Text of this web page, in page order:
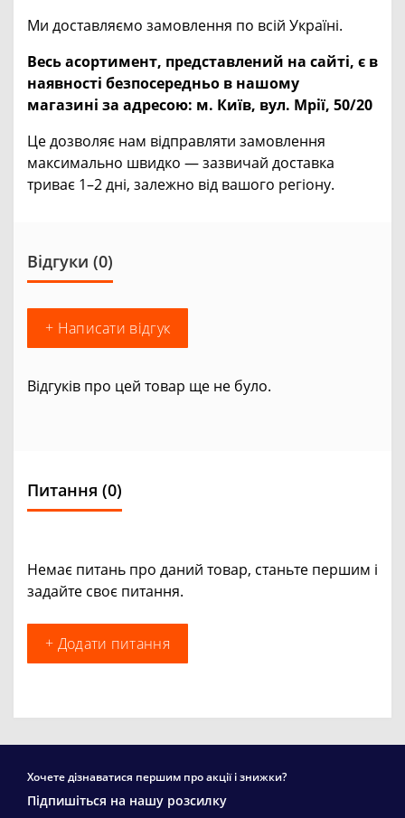
Ми доставляємо замовлення по всій Україні.
Весь асортимент, представлений на сайті, є в
наявності безпосередньо в нашому
магазині за адресою: м. Київ, вул. Мрії, 50/20
Це дозволяє нам відправляти замовлення
максимально швидко — зазвичай доставка
триває 1–2 дні, залежно від вашого регіону.
Відгуки (0)
+ Написати відгук
Відгуків про цей товар ще не було.
Питання (0)
Немає питань про даний товар, станьте першим і
задайте своє питання.
+ Додати питання
Хочете дізнаватися першим про акції і знижки?
Підпишіться на нашу розсилку